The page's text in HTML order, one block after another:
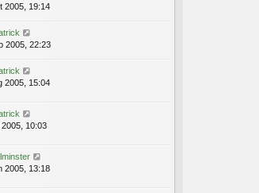
2005, 19:14
2005, 22:23
2005, 15:04
10:03
2005, 13:18